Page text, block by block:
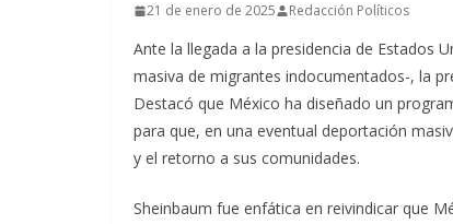
21 de enero de 2025 Redacción Políticos
Ante la llegada a la presidencia de Estados
masiva de migrantes indocumentados-, la
Destacó que México ha diseñado un
para que, en una eventual deportación
y el retorno a sus comunidades.
Sheinbaum fue enfática en reivindicar que